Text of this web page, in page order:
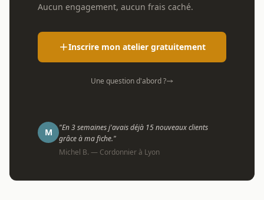
Aucun engagement, aucun frais caché.
Inscrire mon atelier gratuitement
Une question d'abord ?
M
"En 3 semaines j'avais déjà 15 nouveaux clients
grâce à ma fiche."
Michel B. — Cordonnier à Lyon